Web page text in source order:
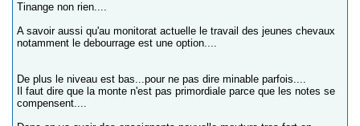
Tinange non rien....
A savoir aussi qu'au monitorat actuelle le travail des jeunes chevaux
notamment le debourrage est une option....
De plus le niveau est bas...pour ne pas dire minable parfois....
Il faut dire que la monte n'est pas primordiale parce que les notes se
compensent....